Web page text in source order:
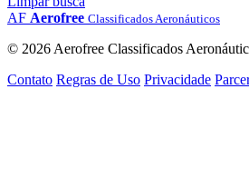
AF Aerofree Classificados Aeronáuticos
© 2026 Aerofree Classificados
Contato Regras de Uso Privacidade